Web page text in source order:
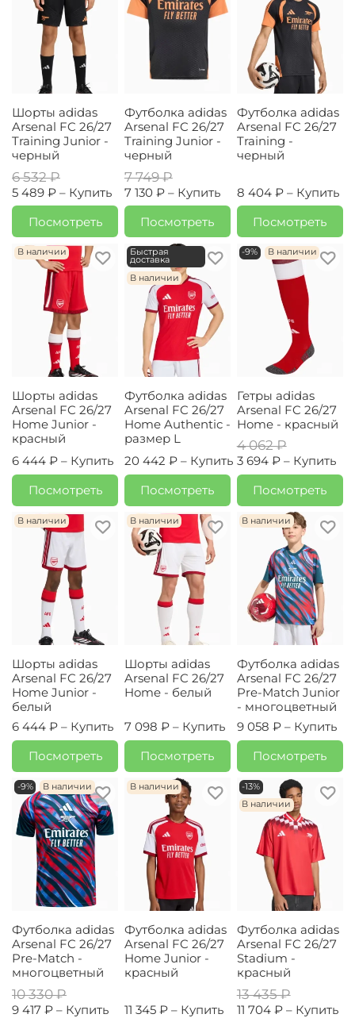
Шорты adidas
Arsenal FC 26/27
Training Junior -
черный
6 532 ₽
5 489 ₽ – Купить
Посмотреть
Футболка adidas
Arsenal FC 26/27
Training Junior -
черный
7 749 ₽
7 130 ₽ – Купить
Посмотреть
Футболка adidas
Arsenal FC 26/27
Training -
черный
8 404 ₽ – Купить
Посмотреть
В наличии
Шорты adidas
Arsenal FC 26/27
Home Junior -
красный
6 444 ₽ – Купить
Посмотреть
Быстрая
доставка
В наличии
Футболка adidas
Arsenal FC 26/27
Home Authentic -
размер L
20 442 ₽ – Купить
Посмотреть
-9% В наличии
Гетры adidas
Arsenal FC 26/27
Home - красный
4 062 ₽
3 694 ₽ – Купить
Посмотреть
В наличии
Шорты adidas
Arsenal FC 26/27
Home Junior -
белый
6 444 ₽ – Купить
Посмотреть
В наличии
Шорты adidas
Arsenal FC 26/27
Home - белый
7 098 ₽ – Купить
Посмотреть
В наличии
Футболка adidas
Arsenal FC 26/27
Pre-Match Junior
- многоцветный
9 058 ₽ – Купить
Посмотреть
-9% В наличии
Футболка adidas
Arsenal FC 26/27
Pre-Match -
многоцветный
10 330 ₽
9 417 ₽ – Купить
В наличии
Футболка adidas
Arsenal FC 26/27
Home Junior -
красный
11 345 ₽ – Купить
-13%
В наличии
Футболка adidas
Arsenal FC 26/27
Stadium -
красный
13 435 ₽
11 704 ₽ – Купить